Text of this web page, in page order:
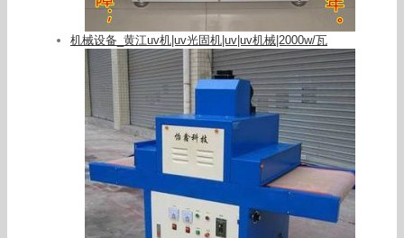
机械设备_黄江uv机|uv光固机|uv|uv机械|2000w/瓦